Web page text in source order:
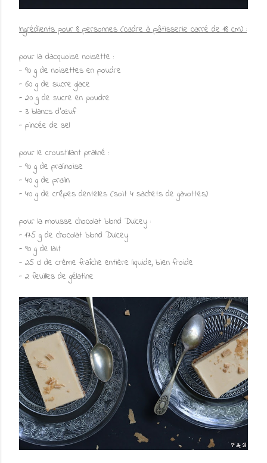
Ingrédients pour 8 personnes (cadre à pâtisserie carré de 18 cm) :
pour la dacquoise noisette :
- 90 g de noisettes en poudre
- 60 g de sucre glace
- 20 g de sucre en poudre
- 3 blancs d’œuf
- pincée de sel
pour le croustillant praliné :
- 90 g de pralinoise
- 40 g de pralin
- 40 g de crêpes dentelles (soit 4 sachets de gavottes)
pour la mousse chocolat blond Dulcey :
- 175 g de chocolat blond Dulcey
- 90 g de lait
- 25 cl de crème fraîche entière liquide, bien froide
- 2 feuilles de gélatine